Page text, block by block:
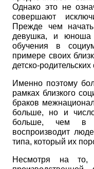
Однако это не
совершают
Прежде чем
девушка, и юноша
обучения в
примере своих
детско-
Именно поэтому
рамках близкого
браков
больше, но и
больше, чем в
воспроизводит
типа, который их
Несмотря на то,